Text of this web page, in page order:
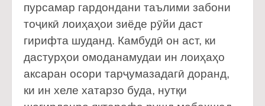
пурсамар гардондани таълими забони
тоҷикӣ лоиҳаҳои зиёде рӯйи даст
гирифта шуданд. Камбудӣ он аст, ки
дастурҳои омоданамудаи ин лоиҳаҳо
аксаран осори тарҷумазадагӣ доранд,
ки ин хеле хатарзо буда, нутқи